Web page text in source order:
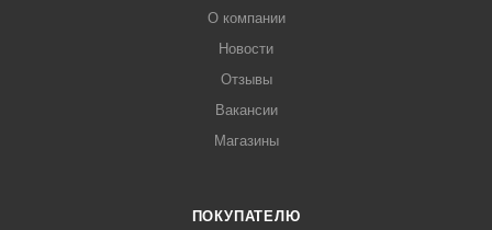
О компании
Новости
Отзывы
Вакансии
Магазины
ПОКУПАТЕЛЮ